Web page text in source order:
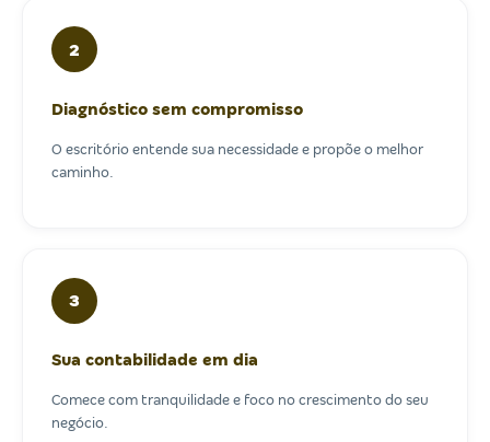
2
Diagnóstico sem compromisso
O escritório entende sua necessidade e propõe o melhor
caminho.
3
Sua contabilidade em dia
Comece com tranquilidade e foco no crescimento do seu
negócio.